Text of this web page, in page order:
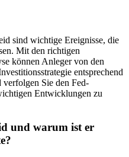
sind wichtige Ereignisse, die
Mit den richtigen
können Anleger von den
entsprechend
verfolgen Sie den Fed-
Entwicklungen zu
und warum ist er